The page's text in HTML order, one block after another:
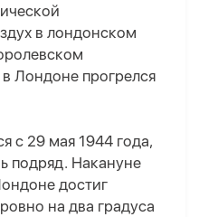
в лондонском
Лондоне прогрелся
с 29 мая 1944 года,
подряд. Накануне
достиг
на два градуса